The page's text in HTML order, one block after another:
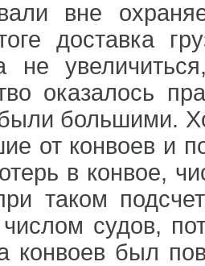
вне
доставка
не
оказалось
большими.
от конвоев и
в конвое,
таком
судов,
конвоев был